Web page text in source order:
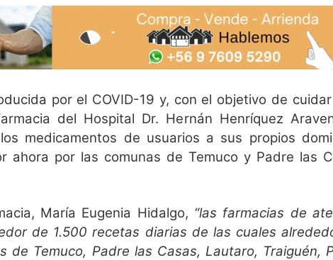
por el COVID-19 y, con el objetivo de
del Hospital Dr. Hernán Henríquez
medicamentos de usuarios a sus propios
ahora por las comunas de Temuco y Padre las
María Eugenia Hidalgo, “las farmacias de
de 1.500 recetas diarias de las cuales
de Temuco, Padre las Casas, Lautaro, Traiguén,